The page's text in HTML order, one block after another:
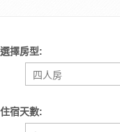
選擇房型:
住宿天數: